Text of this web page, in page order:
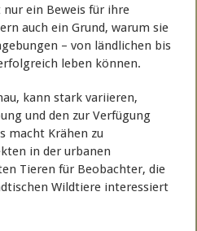
ein Beweis für ihre
auch ein Grund, warum sie
– von ländlichen bis
leben können.
kann stark variieren,
und den zur Verfügung
macht Krähen zu
in der urbanen
Tieren für Beobachter, die
Wildtiere interessiert